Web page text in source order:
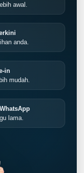
awal.
anda.
in
mudah.
lama.